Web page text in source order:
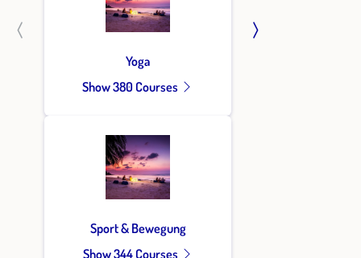
Yoga
Show 380 Courses
Sport & Bewegung
Show 344 Courses